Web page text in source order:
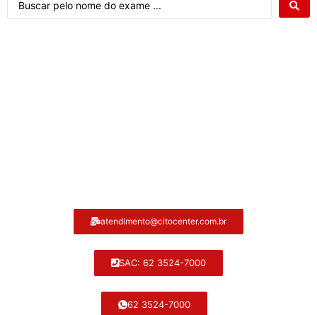
atendimento@citocenter.com.br
SAC: 62 3524-7000
62 3524-7000